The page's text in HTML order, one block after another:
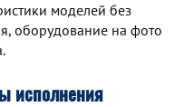
моделей без
оборудование на фото
исполнения